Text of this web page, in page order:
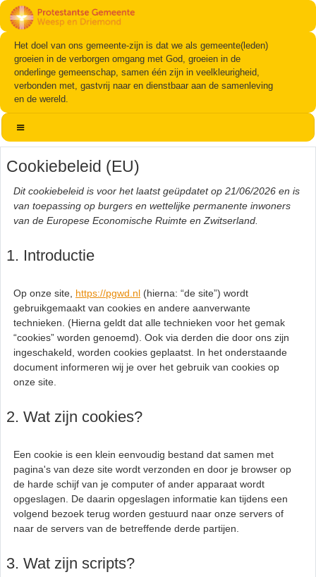
Het doel van ons gemeente-zijn is dat we als gemeente(leden)
groeien in de verborgen omgang met God, groeien in de
onderlinge gemeenschap, samen één zijn in veelkleurigheid,
verbonden met, gastvrij naar en dienstbaar aan de samenleving
en de wereld.
Cookiebeleid (EU)
Dit cookiebeleid is voor het laatst geüpdatet op 21/06/2026 en is
van toepassing op burgers en wettelijke permanente inwoners
van de Europese Economische Ruimte en Zwitserland.
1. Introductie
Op onze site, https://pgwd.nl (hierna: “de site”) wordt
gebruikgemaakt van cookies en andere aanverwante
technieken. (Hierna geldt dat alle technieken voor het gemak
“cookies” worden genoemd). Ook via derden die door ons zijn
ingeschakeld, worden cookies geplaatst. In het onderstaande
document informeren wij je over het gebruik van cookies op
onze site.
2. Wat zijn cookies?
Een cookie is een klein eenvoudig bestand dat samen met
pagina's van deze site wordt verzonden en door je browser op
de harde schijf van je computer of ander apparaat wordt
opgeslagen. De daarin opgeslagen informatie kan tijdens een
volgend bezoek terug worden gestuurd naar onze servers of
naar de servers van de betreffende derde partijen.
3. Wat zijn scripts?